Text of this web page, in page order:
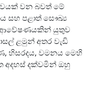
වන බවත් මේ
සහ පළාත් සෞඛ්‍ය
යුතුව
ළමුන් අතර වැඩි
හිසරදය, වමනය මෙහි
අදහස් දක්වමින් ඔහු